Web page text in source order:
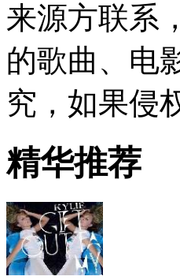
来源方联系
的歌曲、电
究，如果侵
精华推荐